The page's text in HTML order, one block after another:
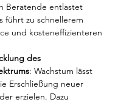
Beratende entlastet
führt zu schnellerem
und kosteneffizienteren
des
: Wachstum lässt
Erschließung neuer
erzielen. Dazu